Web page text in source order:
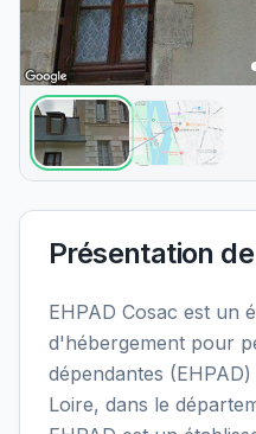
Présentation de
EHPAD Cosac est un
d'hébergement pour
dépendantes
Loire, dans le